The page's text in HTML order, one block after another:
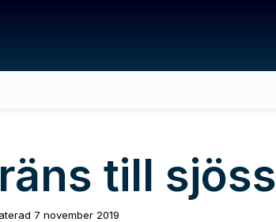
till sjöss
7 november 2019